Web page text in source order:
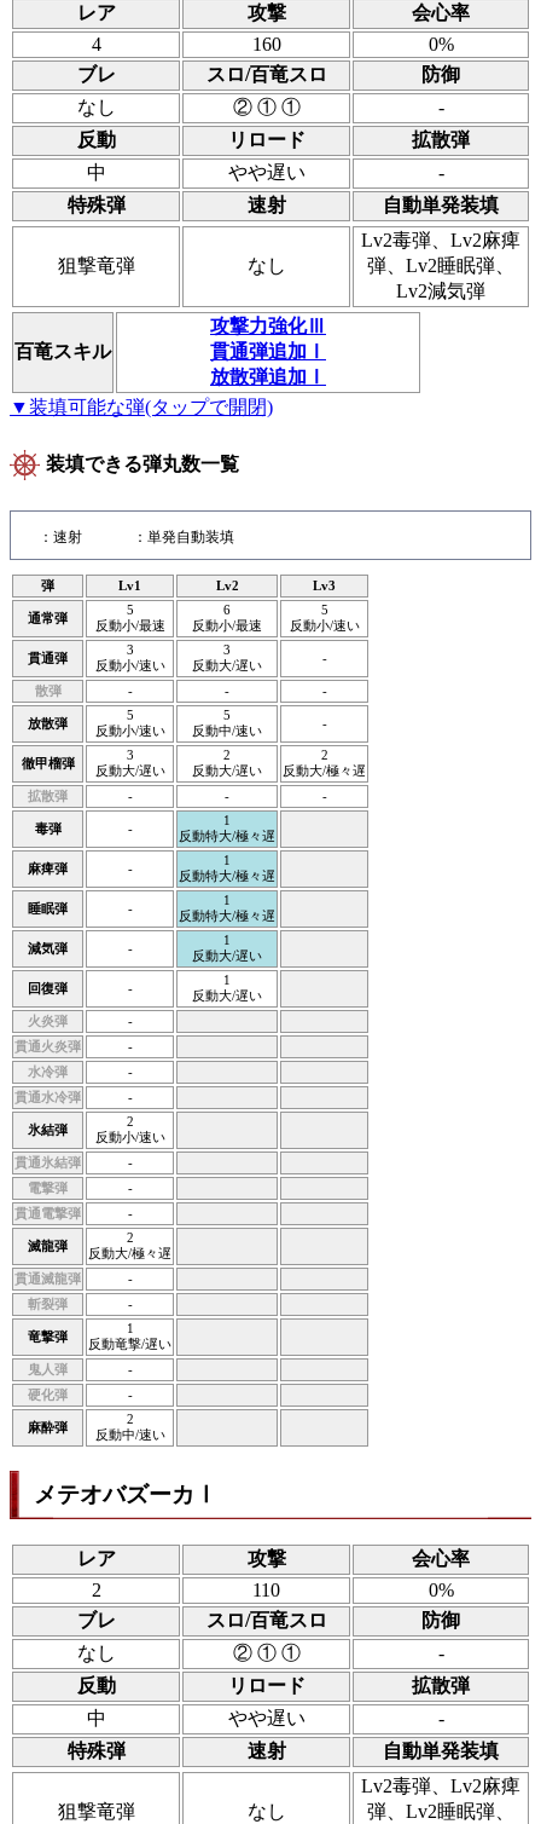
レア 攻撃
会心率
4
160
0%
ブレ
スロ/百竜スロ
防御
なし
② ① ①
-
反動
リロード
拡散弾
中
やや遅い
-
特殊弾
速射 自動単発装填
狙撃竜弾 なし
Lv2毒弾、Lv2麻痺
弾、Lv2睡眠弾、
Lv2減気弾
百竜スキル
攻撃力強化Ⅲ
貫通弾追加Ⅰ
放散弾追加Ⅰ
▼装填可能な弾(タップで開閉)
装填できる弾丸数一覧
：速射 ：単発自動装填
弾 Lv1 Lv2 Lv3
通常弾
5
反動小/最速
6
反動小/最速
5
反動小/速い
貫通弾
3
反動小/速い
3
反動大/遅い
-
散弾 - - -
放散弾
5
反動小/速い
5
反動中/速い
-
徹甲榴弾
3
反動大/遅い
2
反動大/遅い
2
反動大/極々遅
拡散弾
- - -
毒弾 -
1
反動特大/極々遅
麻痺弾 -
1
反動特大/極々遅
睡眠弾 -
1
反動特大/極々遅
減気弾 -
1
反動大/遅い
回復弾 -
1
反動大/遅い
火炎弾
-
貫通火炎弾
-
水冷弾
-
貫通水冷弾
-
氷結弾
2
反動小/速い
貫通氷結弾
-
電撃弾
-
貫通電撃弾
-
滅龍弾
2
反動大/極々遅
貫通滅龍弾
-
斬裂弾
-
竜撃弾
1
反動竜撃/遅い
鬼人弾
-
硬化弾
-
麻酔弾
2
反動中/速い
メテオバズーカⅠ
レア 攻撃
会心率
2
110
0%
ブレ
スロ/百竜スロ
防御
なし
② ① ①
-
反動
リロード
拡散弾
中
やや遅い
-
特殊弾
速射 自動単発装填
狙撃竜弾 なし
Lv2毒弾、Lv2麻痺
弾、Lv2睡眠弾、